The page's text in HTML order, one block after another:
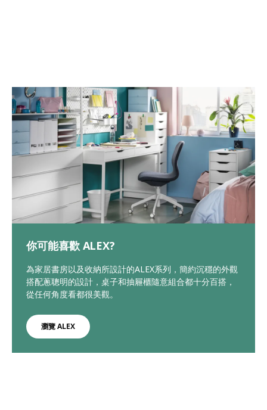
你可能喜歡 ALEX?
為家居書房以及收納所設計的ALEX系列，簡約沉穩的外觀
搭配蔥聰明的設計，桌子和抽屜櫃隨意組合都十分百搭，
從任何角度看都很美觀。
瀏覽 ALEX